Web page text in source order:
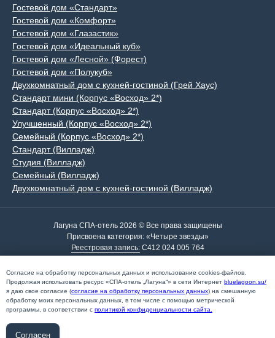
Гостевой дом «Стандарт»
Гостевой дом «Комфорт»
Гостевой дом «Глазастик»
Гостевой дом «Идеальный куб»
Гостевой дом «Лесной» (Форест)
Гостевой дом «Полукуб»
Двухкомнатный дом с кухней-гостиной (Грей Хаус)
Стандарт мини (Корпус «Восход» 2*)
Стандарт (Корпус «Восход» 2*)
Улучшенный (Корпус «Восход» 2*)
Семейный (Корпус «Восход» 2*)
Стандарт (Вилладж)
Студия (Вилладж)
Семейный (Вилладж)
Двухкомнатный дом с кухней-гостиной (Вилладж)
Лагуна СПА-отель 2026 © Все права защищены
Присвоена категория: «Четыре звезды»
Реестровая запись:С412 024 005 764
по свидетельству А010−130−77/1 216 258 от 24.05.2024
ИНН: 4 105 022 915 | ОГРН: 1 024 101 223 332
Паспорт доступности
Политика конфиденциальности
Проект создан архитектурным бюро
Согласие на обработку персональных данных и использование cookies-файлов.
Продолжая использовать ресурс «СПА-отель „Лагуна“» в сети Интернет bluelagoon.su/
я даю свое согласие (согласие на обработку персональных данных) на смешанную
обработку моих персональных данных, в том числе с помощью метрической
программы, в соответствии с политикой конфиденциальности сайта.
Согласен